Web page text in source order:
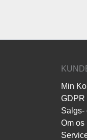
Min
GDPR
Salgs-
Om os